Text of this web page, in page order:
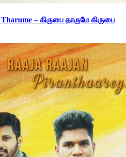
– கிருபை தாருமே கிருபை